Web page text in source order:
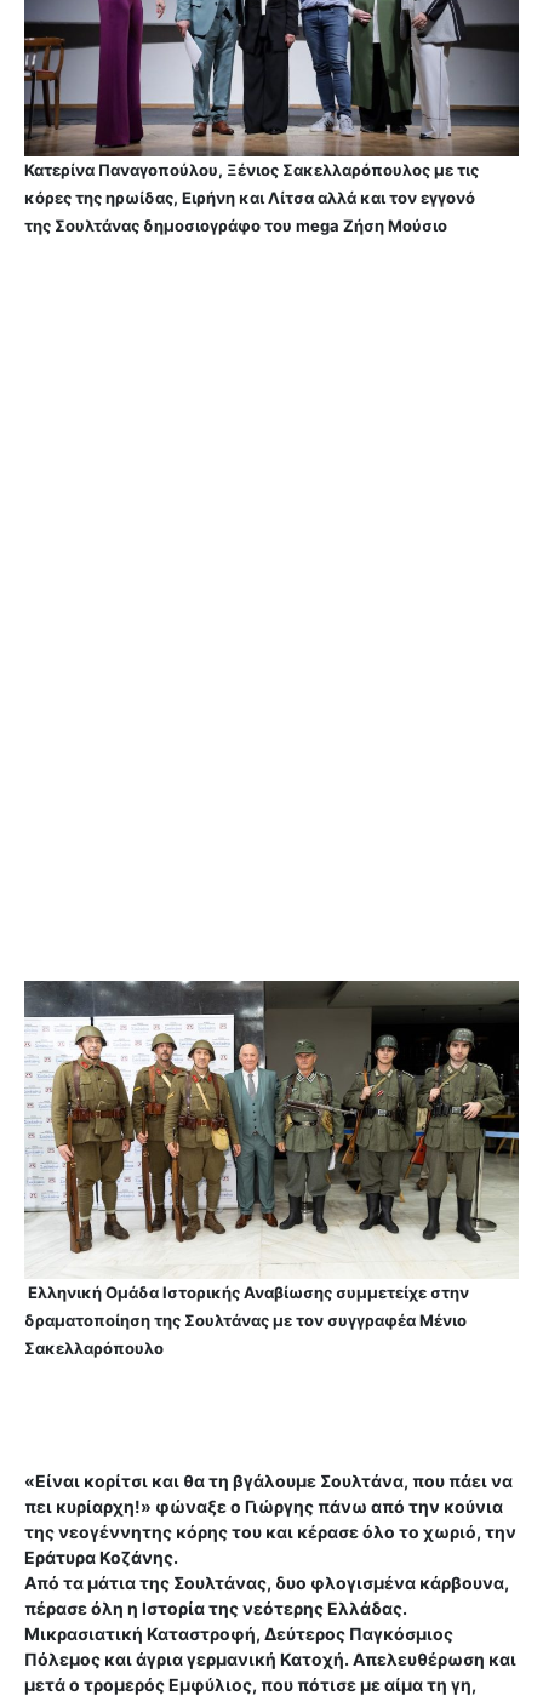
Κατερίνα Παναγοπούλου, Ξένιος Σακελλαρόπουλος με τις
κόρες της ηρωίδας, Ειρήνη και Λίτσα αλλά και τον εγγονό
της Σουλτάνας δημοσιογράφο του mega Ζήση Μούσιο
Ελληνική Ομάδα Ιστορικής Αναβίωσης συμμετείχε στην
δραματοποίηση της Σουλτάνας με τον συγγραφέα Μένιο
Σακελλαρόπουλο
«Είναι κορίτσι και θα τη βγάλουμε Σουλτάνα, που πάει να
πει κυρίαρχη!» φώναξε ο Γιώργης πάνω από την κούνια
της νεογέννητης κόρης του και κέρασε όλο το χωριό, την
Εράτυρα Κοζάνης.
Από τα μάτια της Σουλτάνας, δυο φλογισμένα κάρβουνα,
πέρασε όλη η Ιστορία της νεότερης Ελλάδας.
Μικρασιατική Καταστροφή, Δεύτερος Παγκόσμιος
Πόλεμος και άγρια γερμανική Κατοχή. Απελευθέρωση και
μετά ο τρομερός Εμφύλιος, που πότισε με αίμα τη γη,